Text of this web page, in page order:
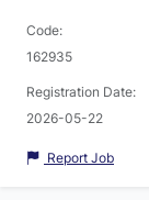
Code:
162935
Registration Date:
2026-05-22
Report Job